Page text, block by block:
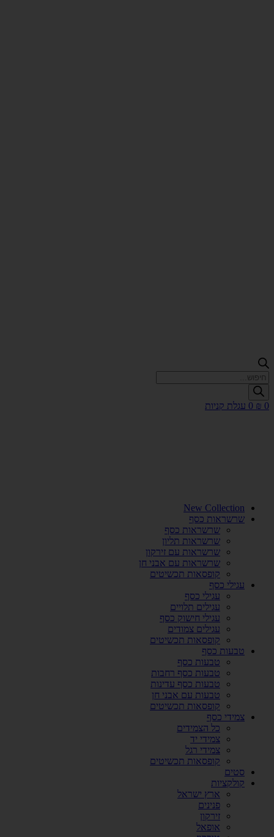
Products
search
₪ 0
0 עגלת קניות
New Collection
שרשראות כסף
שרשראות כסף
שרשראות תליון
שרשראות עם זירקון
שרשראות עם אבני חן
קופסאות תכשיטים
עגילי כסף
עגילי כסף
עגילים תלויים
עגילי חישוק כסף
עגילים צמודים
קופסאות תכשיטים
טבעות כסף
טבעות כסף
טבעות כסף רחבות
טבעות כסף עדינות
טבעות עם אבני חן
קופסאות תכשיטים
צמידי כסף
כל הצמידים
צמידי יד
צמידי רגל
קופסאות תכשיטים
סטים
קולקציות
ארץ ישראל
פנינים
זירקון
אופאל